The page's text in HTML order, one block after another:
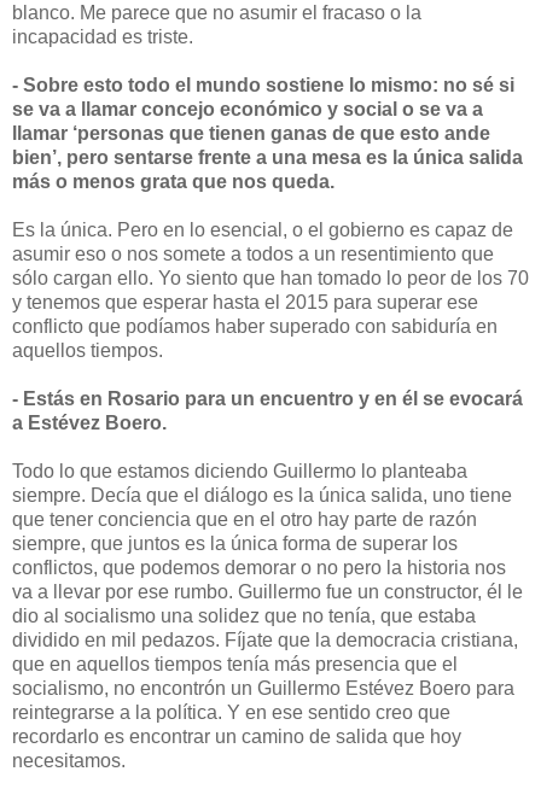
blanco. Me parece que no asumir el fracaso o la
incapacidad es triste.
- Sobre esto todo el mundo sostiene lo mismo: no sé si
se va a llamar concejo económico y social o se va a
llamar ‘personas que tienen ganas de que esto ande
bien’, pero sentarse frente a una mesa es la única salida
más o menos grata que nos queda.
Es la única. Pero en lo esencial, o el gobierno es capaz de
asumir eso o nos somete a todos a un resentimiento que
sólo cargan ello. Yo siento que han tomado lo peor de los 70
y tenemos que esperar hasta el 2015 para superar ese
conflicto que podíamos haber superado con sabiduría en
aquellos tiempos.
- Estás en Rosario para un encuentro y en él se evocará
a Estévez Boero.
Todo lo que estamos diciendo Guillermo lo planteaba
siempre. Decía que el diálogo es la única salida, uno tiene
que tener conciencia que en el otro hay parte de razón
siempre, que juntos es la única forma de superar los
conflictos, que podemos demorar o no pero la historia nos
va a llevar por ese rumbo. Guillermo fue un constructor, él le
dio al socialismo una solidez que no tenía, que estaba
dividido en mil pedazos. Fíjate que la democracia cristiana,
que en aquellos tiempos tenía más presencia que el
socialismo, no encontrón un Guillermo Estévez Boero para
reintegrarse a la política. Y en ese sentido creo que
recordarlo es encontrar un camino de salida que hoy
necesitamos.